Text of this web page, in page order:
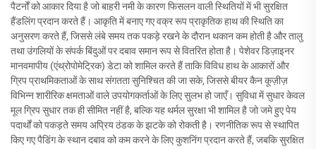
पैटर्नों को आकार दिया है जो बाहरी नमी के कारण फिसलन वाली स्थितियों में भी सुरक्षित
हैंडलिंग प्रदान करते हैं। आकृति में बनाए गए वक्र रूप प्राकृतिक हाथ की स्थिति का
अनुसरण करते हैं, जिससे लंबे समय तक पकड़े रखने के दौरान थकान कम होती है और तालु
तथा उंगलियों के संपर्क बिंदुओं पर दबाव समान रूप से वितरित होता है। पेशेवर डिज़ाइनर
मानवमापीय (एंथ्रोपोमेट्रिक) डेटा को शामिल करते हैं ताकि विविध हाथ के आकारों और
ग्रिप प्राथमिकताओं के साथ संगतता सुनिश्चित की जा सके, जिससे बीयर कैन कूज़ीज़
विभिन्न शारीरिक क्षमताओं वाले उपयोगकर्ताओं के लिए सुलभ हो जाएँ। सुविधा में सुधार केवल
मूल ग्रिप सुधार तक ही सीमित नहीं है, बल्कि यह थर्मल सुरक्षा भी शामिल है जो जमे हुए पेय
पदार्थों को पकड़ते समय अप्रिय ठंडक के झटके को रोकती है। रणनीतिक रूप से स्थापित
किए गए पैडिंग के स्थान दबाव को कम करने के लिए कुशनिंग प्रदान करते हैं, जबकि सुरक्षित